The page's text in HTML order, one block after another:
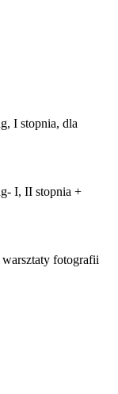
I stopnia, dla
I, II stopnia +
fotografii